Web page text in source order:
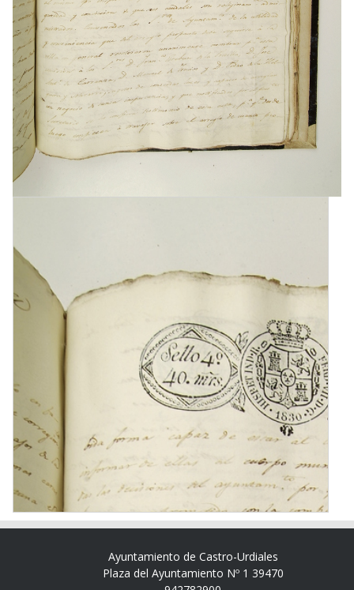
Ayuntamiento de Castro-Urdiales
Plaza del Ayuntamiento Nº 1 39470